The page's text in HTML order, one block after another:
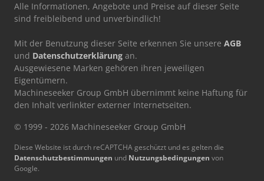
Alle Informationen, Angebote und Preise auf dieser Seite
sind freibleibend und unverbindlich!
Mit der Benutzung dieser Seite erkennen Sie unsere AGB
und Datenschutzerklärung an.
Ausgewiesene Marken gehören ihren jeweiligen
Eigentümern.
Machineseeker Group GmbH übernimmt keine Haftung für
den Inhalt verlinkter externer Internetseiten.
© 1999 - 2026 Machineseeker Group GmbH
Diese Website ist durch reCAPTCHA geschützt und es gelten die
Datenschutzbestimmungen und Nutzungsbedingungen von
Google.